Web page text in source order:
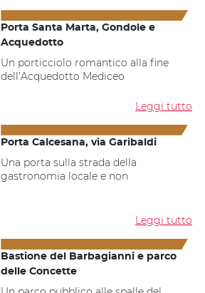
Porta Santa Marta, Gondole e
Acquedotto
Un porticciolo romantico alla fine
dell’Acquedotto Mediceo
Leggi tutto
Porta Calcesana, via Garibaldi
Una porta sulla strada della
gastronomia locale e non
Leggi tutto
Bastione del Barbagianni e parco
delle Concette